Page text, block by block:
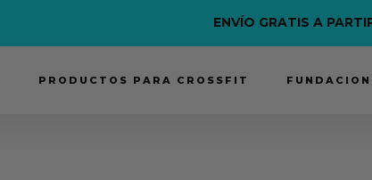
ENVÍO GRATIS A
PRODUCTOS PARA CROSSFIT